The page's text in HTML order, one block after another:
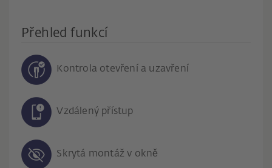
Přehled funkcí
Kontrola otevření a uzavření
Vzdálený přístup
Skrytá montáž v okně